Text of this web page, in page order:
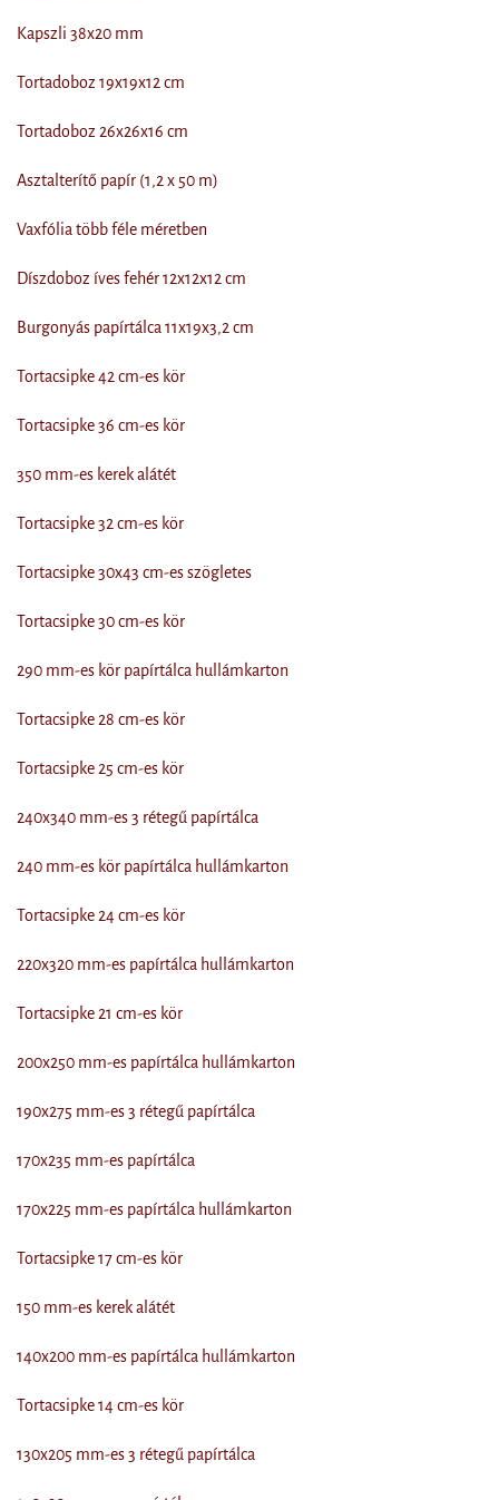
Kapszli 38x20 mm
Tortadoboz 19x19x12 cm
Tortadoboz 26x26x16 cm
Asztalterítő papír (1,2 x 50 m)
Vaxfólia több féle méretben
Díszdoboz íves fehér 12x12x12 cm
Burgonyás papírtálca 11x19x3,2 cm
Tortacsipke 42 cm-es kör
Tortacsipke 36 cm-es kör
350 mm-es kerek alátét
Tortacsipke 32 cm-es kör
Tortacsipke 30x43 cm-es szögletes
Tortacsipke 30 cm-es kör
290 mm-es kör papírtálca hullámkarton
Tortacsipke 28 cm-es kör
Tortacsipke 25 cm-es kör
240x340 mm-es 3 rétegű papírtálca
240 mm-es kör papírtálca hullámkarton
Tortacsipke 24 cm-es kör
220x320 mm-es papírtálca hullámkarton
Tortacsipke 21 cm-es kör
200x250 mm-es papírtálca hullámkarton
190x275 mm-es 3 rétegű papírtálca
170x235 mm-es papírtálca
170x225 mm-es papírtálca hullámkarton
Tortacsipke 17 cm-es kör
150 mm-es kerek alátét
140x200 mm-es papírtálca hullámkarton
Tortacsipke 14 cm-es kör
130x205 mm-es 3 rétegű papírtálca